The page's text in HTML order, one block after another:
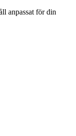
anpassat för din